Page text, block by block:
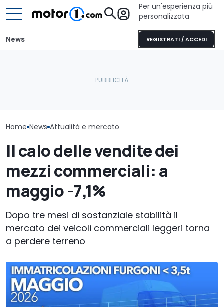
Per un'esperienza più
personalizzata
REGISTRATI / ACCEDI
News
Home News Attualità e mercato
Il calo delle vendite dei
mezzi commerciali: a
maggio -7,1%
Dopo tre mesi di sostanziale stabilità il
mercato dei veicoli commerciali leggeri torna
a perdere terreno